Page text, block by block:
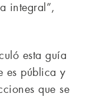
integral”,
esta guía
es pública y
que se